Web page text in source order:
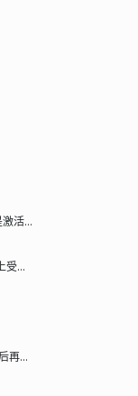
Windows 11 LTSC上就可以IoT企业版 这个是激活码的问题
此功能仅在 Windows IoT 企业版 LTSC 版本上受支持。
检查一下安装路径和bat路径是不是一致，然后再检查一下微信是不是安装在C盘...